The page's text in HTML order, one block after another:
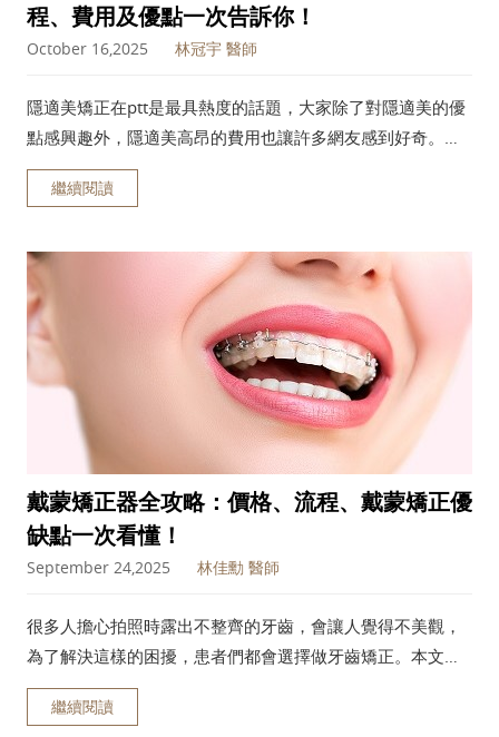
程、費用及優點一次告訴你！
October 16,2025 林冠宇 醫師
隱適美矯正在ptt是最具熱度的話題，大家除了對隱適美的優
點感興趣外，隱適美高昂的費用也讓許多網友感到好奇。今
天新竹森釉牙醫蒐集了隱適美ptt最常見的7大話題：好在
哪、貴在哪、配件有哪些、清潔方式，以及矯正前的注意事
繼續閱讀
戴蒙矯正器全攻略：價格、流程、戴蒙矯正優
缺點一次看懂！
September 24,2025 林佳勳 醫師
很多人擔心拍照時露出不整齊的牙齒，會讓人覺得不美觀，
為了解決這樣的困擾，患者們都會選擇做牙齒矯正。本文將
深入介紹戴蒙矯正器的特色、價格影響因素與完整流程，幫
助你挑選最適合的矯正方式，重新找回整齊美觀的笑容！
繼續閱讀